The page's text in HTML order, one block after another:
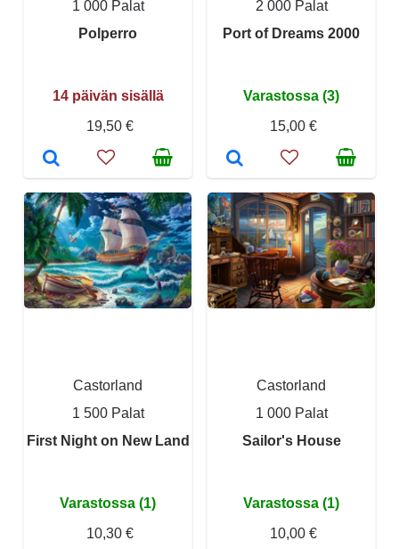
1 000 Palat
Polperro
14 päivän sisällä
19,50 €
2 000 Palat
Port of Dreams 2000
Varastossa (3)
15,00 €
Castorland
1 500 Palat
First Night on New Land
Varastossa (1)
10,30 €
Castorland
1 000 Palat
Sailor's House
Varastossa (1)
10,00 €